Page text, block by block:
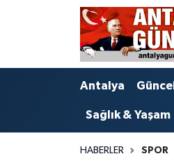
Antalya Güncel
Sağlık & Yaşam
HABERLER SPOR
Antalya
Bilim & Teknoloji
Antalya Nöbetçi
Antalya Hava Durumu
Antalya Namaz Vakitleri